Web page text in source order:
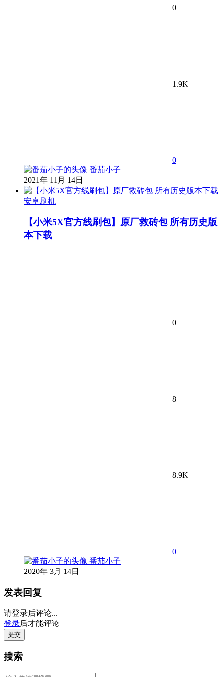
0
1.9K
0
番茄小子
2021年 11月 14日
安卓刷机
【小米5X官方线刷包】原厂救砖包 所有历史版
本下载
0
8
8.9K
0
番茄小子
2020年 3月 14日
发表回复
请登录后评论...
登录后才能评论
提交
搜索